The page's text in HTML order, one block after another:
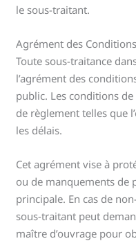
le sous-traitant.
Agrément des
Toute sous-traitance
l’agrément des
public. Les conditions
de règlement telles que
les délais.
Cet agrément vise à
ou de manquements de
principale. En cas de
sous-traitant peut
maître d’ouvrage pour